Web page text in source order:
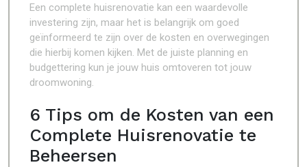
Een complete huisrenovatie kan een waardevolle
investering zijn, maar het is belangrijk om goed
geïnformeerd te zijn over de kosten en overwegingen
die hierbij komen kijken. Met de juiste planning en
budgettering kun je jouw huis omtoveren tot jouw
droomwoning.
6 Tips om de Kosten van een
Complete Huisrenovatie te
Beheersen